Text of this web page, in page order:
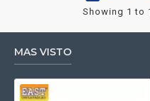
Showing 1 to
MAS VISTO